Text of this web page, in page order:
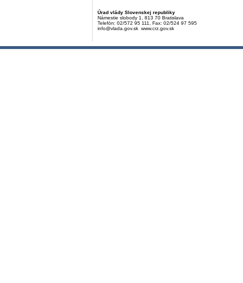
Úrad vlády Slovenskej republiky
Námestie slobody 1, 813 70 Bratislava
Telefón: 02/572 95 111, Fax: 02/524 97 595
info@vlada.gov.sk www.crz.gov.sk